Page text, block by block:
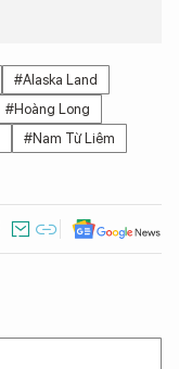
#Alaska Land
#Hoàng Long
#Nam Từ Liêm